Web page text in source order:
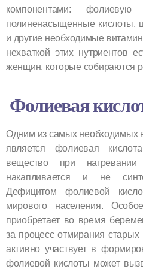
компонентами:
полиненасыщенные кислоты,
и другие необходимые
нехваткой этих нутриентов
женщин, которые собираются
Фолиевая
Одним из самых необходимых
является фолиевая
вещество при
накапливается и не
Дефицитом фолиевой
мирового населения.
приобретает во время
за процесс отмирания
активно участвует в
фолиевой кислоты может